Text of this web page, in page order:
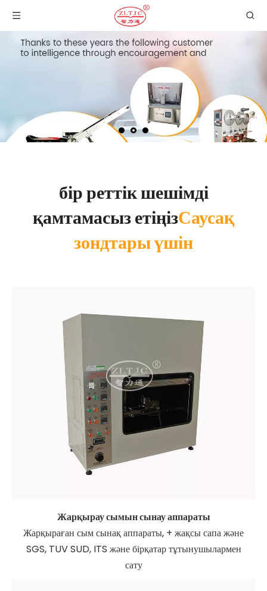
бір реттік шешімді
қамтамасыз етіңізСаусақ
зондтары үшін
Жарқырау сымын сынау аппараты
Жарқыраған сым сынақ аппараты, + жақсы сапа және
SGS, TUV SUD, ITS және бірқатар тұтынушылармен
сату